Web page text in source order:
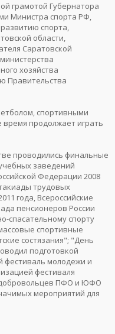
грамотой Губернатора
Министра спорта РФ,
спорта,
области,
Саратовской
хозяйства
Правительства
спортивными
продолжает играть
проводились финальные
заведений
Федерации 2008
трудовых
года, Всероссийские
пенсионеров России
спасательному спорту
спортивные
состязания"; "День
подготовкой
фестиваль молодежи и
фестиваля
добровольцев ПФО и ЮФО
мероприятий для